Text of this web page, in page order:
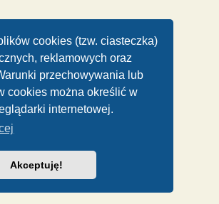
cookies (tzw. ciasteczka)
reklamowych oraz
przechowywania lub
cookies można określić w
internetowej.
Akceptuję!